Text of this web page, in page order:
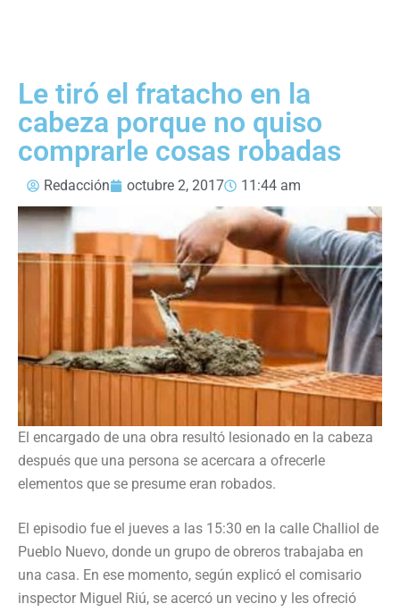
Le tiró el fratacho en la
cabeza porque no quiso
comprarle cosas robadas
Redacción octubre 2, 2017 11:44 am
El encargado de una obra resultó lesionado en la cabeza
después que una persona se acercara a ofrecerle
elementos que se presume eran robados.
El episodio fue el jueves a las 15:30 en la calle Challiol de
Pueblo Nuevo, donde un grupo de obreros trabajaba en
una casa. En ese momento, según explicó el comisario
inspector Miguel Riú, se acercó un vecino y les ofreció